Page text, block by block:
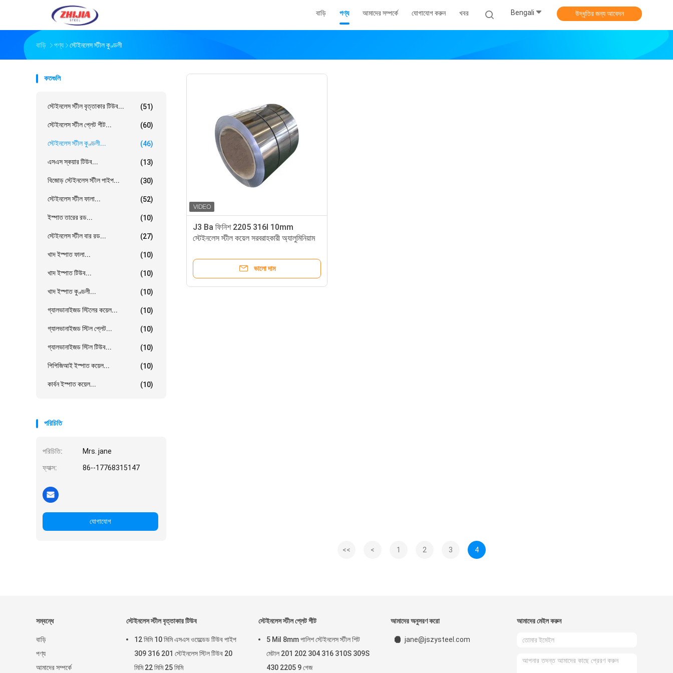
বাড়ি পণ্য আমাদের সম্পর্কে যোগাযোগ করুন খবর Bengali উদ্ধৃতির জন্য আবেদন
বাড়ি পণ্য স্টেইনলেস স্টীল কুণ্ডলী
কতগুলি
স্টেইনলেস স্টীল বৃত্তাকার টিউব... (51)
স্টেইনলেস স্টীল প্লেট শীট... (60)
স্টেইনলেস স্টীল কুণ্ডলী... (46)
এসএস স্কয়ার টিউব... (13)
বিজোড় স্টেইনলেস স্টীল পাইপ... (30)
স্টেইনলেস স্টীল ফালা... (52)
ইস্পাত তারের রড... (10)
স্টেইনলেস স্টীল বার রড... (27)
খাদ ইস্পাত ফালা... (10)
খাদ ইস্পাত টিউব... (10)
খাদ ইস্পাত কুণ্ডলী... (10)
গ্যালভানাইজড স্টিলের কয়েল... (10)
গ্যালভানাইজড স্টিল প্লেট... (10)
গ্যালভানাইজড স্টিল টিউব... (10)
পিপিজিআই ইস্পাত কয়েল... (10)
কার্বন ইস্পাত কয়েল... (10)
পরিচিতি
পরিচিতি: Mrs. jane
ফ্যাক্স: 86--17768315147
যোগাযোগ
J3 Ba ফিনিশ 2205 316l 10mm
স্টেইনলেস স্টীল কয়েল সরবরাহকারী অ্যালুমিনিয়াম
ভালো দাম
<< < 1 2 3 4
সম্বন্ধে
বাড়ি
পণ্য
আমাদের সম্পর্কে
স্টেইনলেস স্টীল বৃত্তাকার টিউব
12 মিমি 10 মিমি এসএস ওয়েল্ডেড টিউব পাইপ
309 316 201 স্টেইনলেস স্টিল টিউব 20
মিমি 22 মিমি 25 মিমি
স্টেইনলেস স্টীল প্লেট শীট
5 Mil 8mm পালিশ স্টেইনলেস স্টীল শিট
মেটাল 201 202 304 316 310S 309S
430 2205 9 গেজ
আমাদের অনুসরণ করো
jane@jszysteel.com
আমাদের মেইল ​​করুন